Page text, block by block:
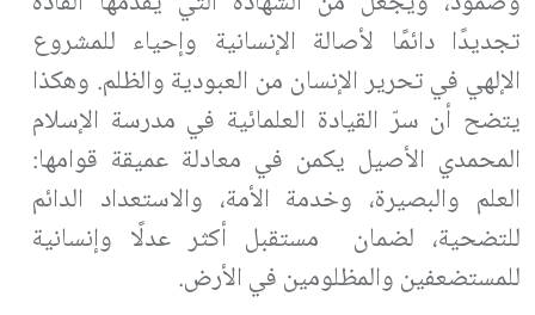
تجديدًا دائمًا لأصالة الإنسانية وإحياء للمشروع
الإلهي في تحرير الإنسان من العبودية والظلم. وهكذا
يتضح أن سرّ القيادة العلمائية في مدرسة الإسلام
المحمدي الأصيل يكمن في معادلة عميقة قوامها:
العلم والبصيرة، وخدمة الأمة، والاستعداد الدائم
للتضحية، لضمان مستقبل أكثر عدلًا وإنسانية
للمستضعفين والمظلومين في الأرض.